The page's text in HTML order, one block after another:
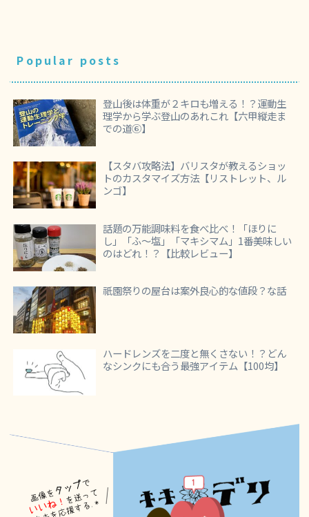
Popular posts
登山後は体重が２キロも増える！？運動生
理学から学ぶ登山のあれこれ【六甲縦走ま
での道⑥】
【スタバ攻略法】バリスタが教えるショッ
トのカスタマイズ方法【リストレット、ル
ンゴ】
話題の万能調味料を食べ比べ！「ほりに
し」「ふ～塩」「マキシマム」1番美味しい
のはどれ！？【比較レビュー】
祇園祭りの屋台は案外良心的な値段？な話
ハードレンズを二度と無くさない！？どん
なシンクにも合う最強アイテム【100均】